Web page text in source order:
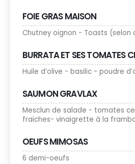
FOIE GRAS MAISON
Chutney oignon - Toasts (selon
BURRATA ET SES TOMATES
Huile d’olive - basilic - poudre
SAUMON GRAVLAX
Mesclun de salade - tomates
fraiches- vinaigrette à la
OEUFS MIMOSAS
6 demi-oeufs